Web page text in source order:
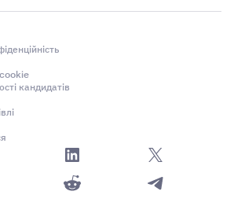
кандидатів